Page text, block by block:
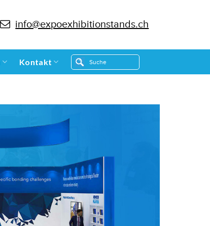
info@expoexhibitionstands.ch
Kontakt